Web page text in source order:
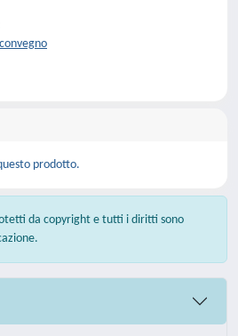
prodotto.
da copyright e tutti i diritti sono